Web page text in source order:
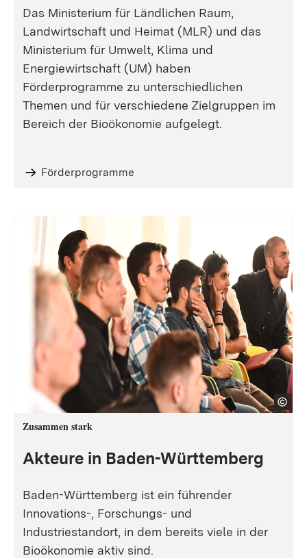
Das Ministerium für Ländlichen Raum,
Landwirtschaft und Heimat (MLR) und das
Ministerium für Umwelt, Klima und
Energiewirtschaft (UM) haben
Förderprogramme zu unterschiedlichen
Themen und für verschiedene Zielgruppen im
Bereich der Bioökonomie aufgelegt.
Förderprogramme
Zusammen stark
Akteure in Baden-Württemberg
Baden-Württemberg ist ein führender
Innovations-, Forschungs- und
Industriestandort, in dem bereits viele in der
Bioökonomie aktiv sind.